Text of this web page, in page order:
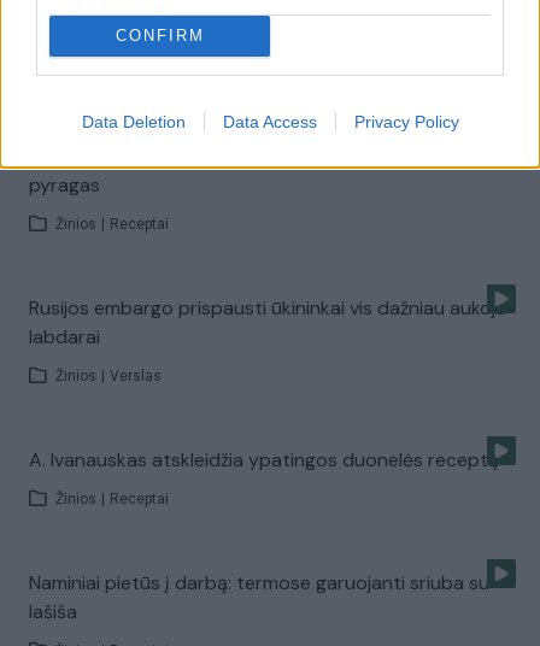
CONFIRM
Data Deletion Data Access Privacy Policy
Siurprizas tėčiui: vištienos blauzdelės su daržovėmis
Žinios | Receptai
pyragas
Žinios Receptai
Rusijos embargo prispausti ūkininkai vis dažniau aukoja
labdarai
Žinios Verslas
A. Ivanauskas atskleidžia ypatingos duonelės receptą
Žinios Receptai
Naminiai pietūs į darbą: termose garuojanti sriuba su
lašiša